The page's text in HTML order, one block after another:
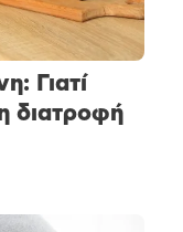
Γιατί
διατροφή